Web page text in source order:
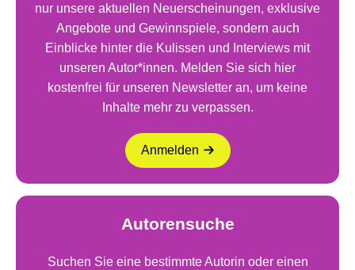
nur unsere aktuellen Neuerscheinungen, exklusive
Angebote und Gewinnspiele, sondern auch
Einblicke hinter die Kulissen und Interviews mit
unseren Autor*innen. Melden Sie sich hier
kostenfrei für unseren Newsletter an, um keine
Inhalte mehr zu verpassen.
Anmelden
Autorensuche
Suchen Sie eine bestimmte Autorin oder einen